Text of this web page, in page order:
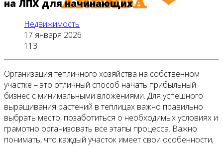
Главная
Все новости
на ЛПХ для начинающих
Недвижимость
17 января 2026
113
Организация тепличного хозяйства на собственном
участке – это отличный способ начать прибыльный
бизнес с минимальными вложениями. Для успешного
выращивания растений в теплицах важно правильно
выбрать место, позаботиться о необходимых условиях и
грамотно организовать все этапы процесса. Важно
понимать, что каждый участок имеет свои особенности,